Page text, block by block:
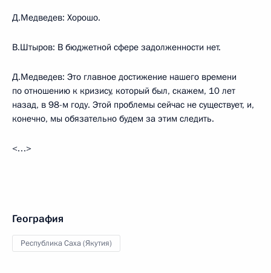
Д.Медведев: Хорошо.
В.Штыров: В бюджетной сфере задолженности нет.
Д.Медведев: Это главное достижение нашего времени
по отношению к кризису, который был, скажем, 10 лет
назад, в 98-м году. Этой проблемы сейчас не существует, и,
конечно, мы обязательно будем за этим следить.
<…>
География
Республика Саха (Якутия)